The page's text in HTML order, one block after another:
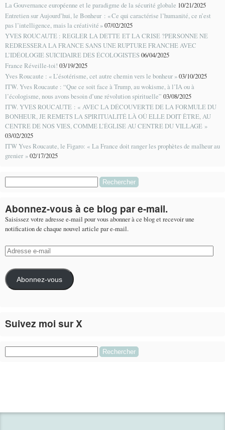
La Gouvernance européenne et le paradigme de la sécurité globale 10/21/2025
Entretien sur Aujourd’hui, le Bonheur : « Ce qui caractérise l’humanité, ce n’est
pas l’intelligence, mais la créativité »07/02/2025
YVES ROUCAUTE : REGLER LA DETTE ET LA CRISE ?PERSONNE NE
REDRESSERA LA FRANCE SANS UNE RUPTURE FRANCHE AVEC
L’IDÉOLOGIE SUICIDAIRE DES ÉCOLOGISTES06/04/2025
France Réveille-toi! 03/19/2025
Yves Roucaute : « L’ésotérisme, cet autre chemin vers le bonheur »03/10/2025
ITW. Yves Roucaute : “Que ce soit face à Trump, au wokisme, à l’IA ou à
l’écologisme, nous avons besoin d’une révolution spirituelle” 03/08/2025
ITW. YVES ROUCAUTE : « AVEC LA DÉCOUVERTE DE LA FORMULE DU
BONHEUR, JE REMETS LA SPIRITUALITÉ LÀ OÙ ELLE DOIT ÊTRE, AU
CENTRE DE NOS VIES, COMME L’ÉGLISE AU CENTRE DU VILLAGE »
03/02/2025
ITW Yves Roucaute, le Figaro: « La France doit ranger les prophètes de malheur au
grenier »02/17/2025
Abonnez-vous à ce blog par e-mail.
Saisissez votre adresse e-mail pour vous abonner à ce blog et recevoir une
notification de chaque nouvel article par e-mail.
Adresse
e-
mail
Abonnez-vous
Suivez moi sur X